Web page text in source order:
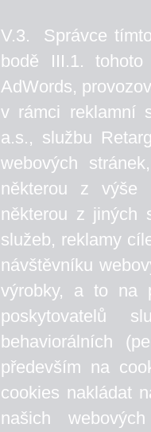
V.3. Správce
bodě III.1.
AdWords,
v rámci reklamní
a.s., službu
webových
některou z výše
některou z jiných
služeb, reklamy
návštěvníku
výrobky, a to na
poskytovatelů
behaviorálních
především na
cookies nakládat
našich